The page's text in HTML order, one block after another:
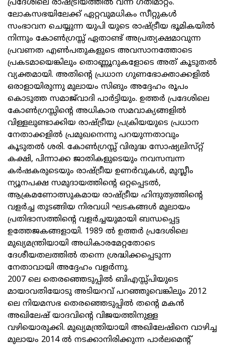
പ്രദേശിലെ രാഷ്ട്രീയത്തില്‍ വന്ന ഗതിമാറ്റം.
ലോകസഭയിലേക്ക്‌ ഏറ്റവുമധികം സീറ്റുകള്‍
സംഭാവന ചെയ്യുന്ന യുപി യുടെ രാഷ്ട്രീയ ഭൂമികയില്‍
നിന്നും കോണ്‍ഗ്രസ്സ്‌ ഏതാണ്ട്‌ അപ്രത്യക്ഷമാവുന്ന
പ്രവണത എണ്‍പതുകളുടെ അവസാനത്തോടെ
പ്രകടമായെങ്കിലും തൊണ്ണൂറുകളോടെ അത്‌ കൂടുതല്‍
വ്യക്തമായി. അതിന്റെ പ്രധാന ഗുണഭോക്താക്കളില്‍
ഒരാളായിരുന്നു മുലായം സിങും അദ്ദേഹം രൂപം
കൊടുത്ത സമാജ്‌വാദി പാര്‍ട്ടിയും. ഉത്തര്‍ പ്രദേശിലെ
കോണ്‍ഗ്രസ്സിന്റെ അധികാര സമവാക്യങ്ങളില്‍
വിള്ളലുണ്ടാക്കിയ രാഷ്ട്രീയ പ്രക്രിയയുടെ പ്രധാന
നേതാക്കളില്‍ പ്രമുഖനെന്നു പറയുന്നതാവും
കൂടുതല്‍ ശരി. കോണ്‍ഗ്രസ്സ്‌ വിരുദ്ധ സോഷ്യലിസ്‌റ്റ്‌
കക്ഷി, പിന്നാക്ക ജാതികളുടെയും നവസമ്പന്ന
കര്‍ഷകരുടെയും രാഷ്ട്രീയ ഉണര്‍വുകള്‍, മുസ്ലീം
ന്യൂനപക്ഷ സമുദായത്തിന്റെ ഒറ്റപ്പെടല്‍,
ആക്രമണോത്സുകമായ രാഷ്ട്രീയ ഹിന്ദുത്വത്തിന്റെ
വളര്‍ച്ച തുടങ്ങിയ നിരവധി ഘടകങ്ങള്‍ മുലായം
പ്രതിഭാസത്തിന്റെ വളര്‍ച്ചയുമായി ബന്ധപ്പെട്ട
ഉത്തേജകങ്ങളായി. 1989 ല്‍ ഉത്തര്‍ പ്രദേശിലെ
മുഖ്യമന്ത്രിയായി അധികാരമേറ്റതോടെ
ദേശീയതലത്തില്‍ തന്നെ ശ്രദ്ധിക്കപ്പെടുന്ന
നേതാവായി അദ്ദേഹം വളര്‍ന്നു.
2007 ലെ തെരഞ്ഞെടുപ്പില്‍ ബിഎസ്സ്‌പിയുടെ
മായാവതിയോടു അടിയറവ്‌ പറഞ്ഞുവെങ്കിലും 2012
ലെ നിയമസഭ തെരഞ്ഞെടുപ്പില്‍ തന്റെ മകന്‍
അഖിലേഷ്‌ യാദവിന്റെ വിജയത്തിനുള്ള
വഴിയൊരുക്കി. മുഖ്യമന്ത്രിയായി അഖിലേഷിനെ വാഴിച്ച
മുലായം 2014 ല്‍ നടക്കാനിരിക്കുന്ന പാര്‍ലമെന്റ്‌